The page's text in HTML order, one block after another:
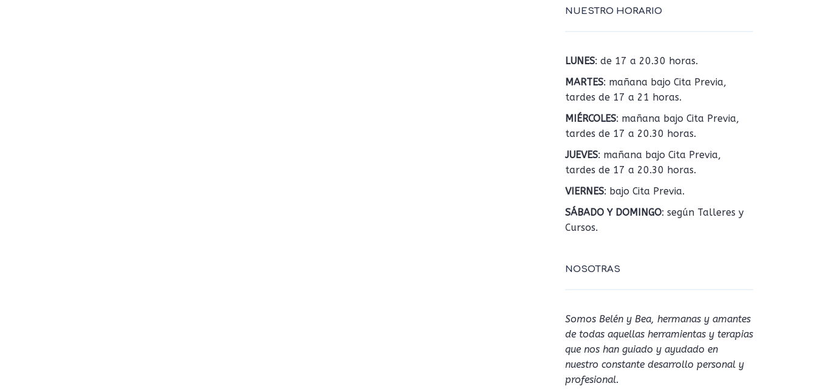
NUESTRO HORARIO
LUNES: de 17 a 20.30 horas.
MARTES: mañana bajo Cita Previa,
tardes de 17 a 21 horas.
MIÉRCOLES: mañana bajo Cita Previa,
tardes de 17 a 20.30 horas.
JUEVES: mañana bajo Cita Previa,
tardes de 17 a 20.30 horas.
VIERNES: bajo Cita Previa.
SÁBADO Y DOMINGO: según Talleres y
Cursos.
NOSOTRAS
Somos Belén y Bea, hermanas y amantes
de todas aquellas herramientas y terapias
que nos han guiado y ayudado en
nuestro constante desarrollo personal y
profesional.